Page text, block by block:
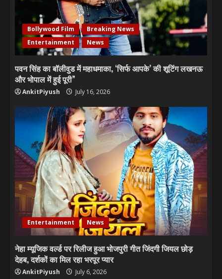
Bollywood Film
Breaking News
Entertainment
News
पवन सिंह का बॉलीवुड में महाधमाका, ‘सिर्फ आपके’ की शूटिंग लखनऊ
और भोपाल में हुई पूरी”
AnkitPiyush July 16, 2026
Entertainment News
नेहा म्यूजिक वर्ल्ड पर रिलीज हुआ भोजपुरी गीत जिंदगी जियल छोड़
देहब, दर्शकों का मिल रहा भरपूर प्यार
AnkitPiyush July 6, 2026